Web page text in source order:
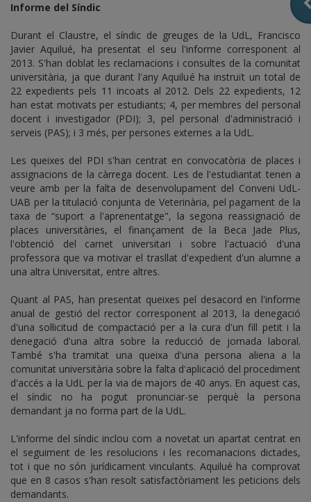
Informe del Síndic
Durant el Claustre, el síndic de greuges de la UdL, Francisco
Javier Aquilué, ha presentat el seu l'informe corresponent al
2013. S'han doblat les reclamacions i consultes de la comunitat
universitària, ja que durant l'any Aquilué ha instruït un total de
22 expedients pels 11 incoats al 2012. Dels 22 expedients, 12
han estat motivats per estudiants; 4, per membres del personal
docent i investigador (PDI); 3, pel personal d'administració i
serveis (PAS); i 3 més, per persones externes a la UdL.
Les queixes del PDI s'han centrat en convocatòria de places i
assignacions de la càrrega docent. Les de l'estudiantat tenen a
veure amb per la falta de desenvolupament del Conveni UdL-
UAB per la titulació conjunta de Veterinària, pel pagament de la
taxa de “suport a l'aprenentatge", la segona reassignació de
places universitàries, el finançament de la Beca Jade Plus,
l'obtenció del carnet universitari i sobre l'actuació d'una
professora que va motivar el trasllat d'expedient d'un alumne a
una altra Universitat, entre altres.
Quant al PAS, han presentat queixes pel desacord en l'informe
anual de gestió del rector corresponent al 2013, la denegació
d'una sol·licitud de compactació per a la cura d'un fill petit i la
denegació d'una altra sobre la reducció de jornada laboral.
També s'ha tramitat una queixa d'una persona aliena a la
comunitat universitària sobre la falta d'aplicació del procediment
d'accés a la UdL per la via de majors de 40 anys. En aquest cas,
el síndic no ha pogut pronunciar-se perquè la persona
demandant ja no forma part de la UdL.
L'informe del síndic inclou com a novetat un apartat centrat en
el seguiment de les resolucions i les recomanacions dictades,
tot i que no són jurídicament vinculants. Aquilué ha comprovat
que en 8 casos s'han resolt satisfactòriament les peticions dels
demandants.